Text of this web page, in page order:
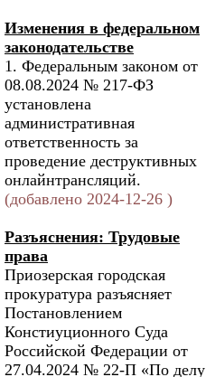
Изменения в федеральном
законодательстве
1. Федеральным законом от
08.08.2024 № 217-ФЗ
установлена
административная
ответственность за
проведение деструктивных
онлайнтрансляций.
(добавлено 2024-12-26 )
Разъяснения: Трудовые
права
Приозерская городская
прокуратура разъясняет
Постановлением
Констиуционного Суда
Российской Федерации от
27.04.2024 № 22-П «По делу